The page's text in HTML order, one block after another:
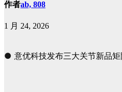
作者ab, 808
1 月 24, 2026
●意优科技发布三大关节新品